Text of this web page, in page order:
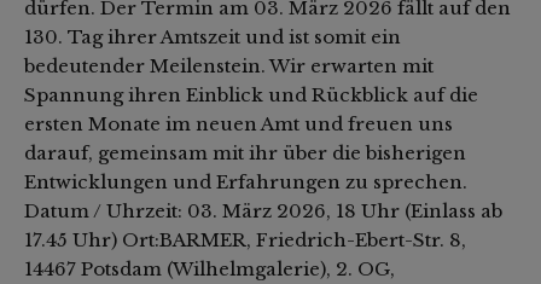
dürfen. Der Termin am 03. März 2026 fällt auf den
130. Tag ihrer Amtszeit und ist somit ein
bedeutender Meilenstein. Wir erwarten mit
Spannung ihren Einblick und Rückblick auf die
ersten Monate im neuen Amt und freuen uns
darauf, gemeinsam mit ihr über die bisherigen
Entwicklungen und Erfahrungen zu sprechen.
Datum / Uhrzeit: 03. März 2026, 18 Uhr (Einlass ab
17.45 Uhr) Ort:BARMER, Friedrich-Ebert-Str. 8,
14467 Potsdam (Wilhelmgalerie), 2. OG,